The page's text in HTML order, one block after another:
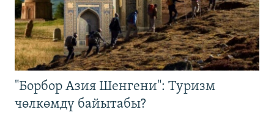
"Борбор Азия Шенгени": Туризм
чөлкөмдү байытабы?